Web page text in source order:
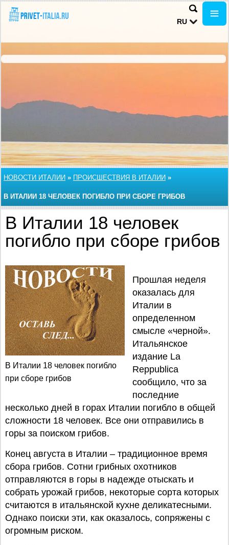
RU
НОВОСТИ ИТАЛИИ » ПРОИСШЕСТВИЯ В ИТАЛИИ »
В ИТАЛИИ 18 ЧЕЛОВЕК ПОГИБЛО ПРИ СБОРЕ ГРИБОВ
В Италии 18 человек
погибло при сборе грибов
В Италии 18 человек погибло
при сборе грибов
Прошлая неделя
оказалась для
Италии в
определенном
смысле «черной».
Итальянское
издание La
Reppublica
сообщило, что за
последние
несколько дней в горах Италии погибло в общей
сложности 18 человек. Все они отправились в
горы за поиском грибов.
Конец августа в Италии – традиционное время
сбора грибов. Сотни грибных охотников
отправляются в горы в надежде отыскать и
собрать урожай грибов, некоторые сорта которых
считаются в итальянской кухне деликатесными.
Однако поиски эти, как оказалось, сопряжены с
огромным риском.